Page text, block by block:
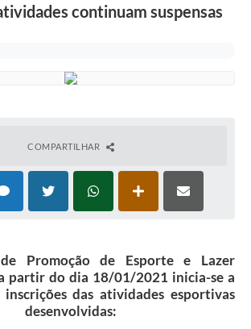
continuam suspensas
COMPARTILHAR
Promoção de Esporte e Lazer
partir do dia 18/01/2021 inicia-se a
inscrições das atividades esportivas
desenvolvidas: